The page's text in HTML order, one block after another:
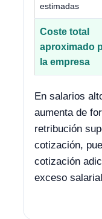
estimadas
Coste total
aproximado
la empresa
En salarios
aumenta de
retribución
cotización,
cotización
exceso